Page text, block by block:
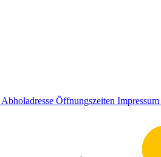
Abholadresse Öffnungszeiten Impressum